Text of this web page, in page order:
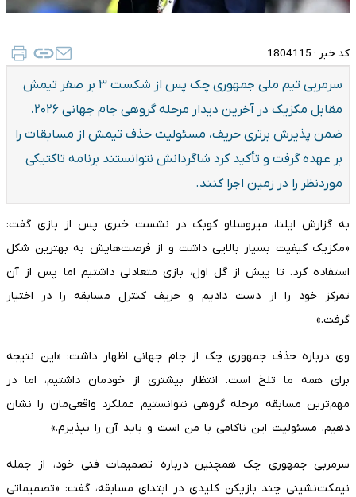
کد خبر : 1804115
سرمربی تیم ملی جمهوری چک پس از شکست ۳ بر صفر تیمش
مقابل مکزیک در آخرین دیدار مرحله گروهی جام جهانی ۲۰۲۶،
ضمن پذیرش برتری حریف، مسئولیت حذف تیمش از مسابقات را
بر عهده گرفت و تأکید کرد شاگردانش نتوانستند برنامه تاکتیکی
موردنظر را در زمین اجرا کنند.
به گزارش ایلنا، میروسلاو کوبک در نشست خبری پس از بازی گفت:
«مکزیک کیفیت بسیار بالایی داشت و از فرصت‌هایش به بهترین شکل
استفاده کرد. تا پیش از گل اول، بازی متعادلی داشتیم اما پس از آن
تمرکز خود را از دست دادیم و حریف کنترل مسابقه را در اختیار
گرفت.»
وی درباره حذف جمهوری چک از جام جهانی اظهار داشت: «این نتیجه
برای همه ما تلخ است. انتظار بیشتری از خودمان داشتیم، اما در
مهم‌ترین مسابقه مرحله گروهی نتوانستیم عملکرد واقعی‌مان را نشان
دهیم. مسئولیت این ناکامی با من است و باید آن را بپذیرم.»
سرمربی جمهوری چک همچنین درباره تصمیمات فنی خود، از جمله
نیمکت‌نشینی چند بازیکن کلیدی در ابتدای مسابقه، گفت: «تصمیماتی